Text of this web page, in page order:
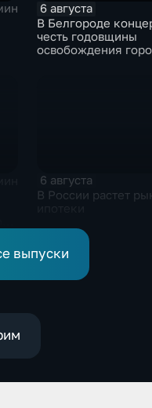
6 августа
В Белгороде
честь годовщины
освобождения
6 августа
В России растет
выпуски